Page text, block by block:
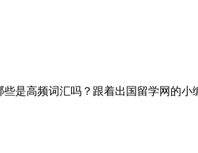
高频词汇吗？跟着出国留学网的小